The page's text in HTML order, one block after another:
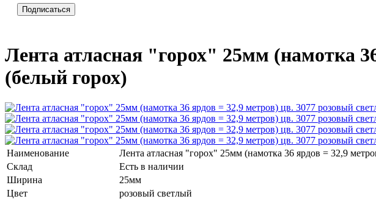
Лента атласная "горох" 25мм (намотка
(белый горох)
Наименование
Лента атласная "горох" 25мм (намотка 36 ярдов = 32,9
Склад
Есть в наличии
Ширина
25мм
Цвет
розовый светлый